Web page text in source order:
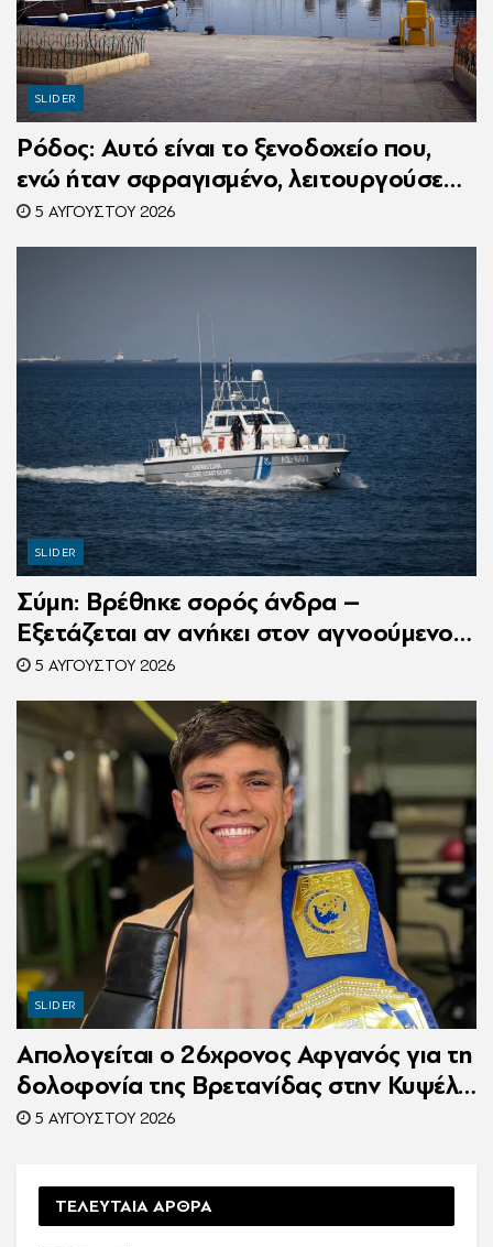
SLIDER
Ρόδος: Αυτό είναι το ξενοδοχείο που,
ενώ ήταν σφραγισμένο, λειτουργούσε
κανονικά με 216 πελάτες – Συνελήφθη η
συνιδιοκτήτρια
5 ΑΥΓΟΎΣΤΟΥ 2026
SLIDER
Σύμη: Βρέθηκε σορός άνδρα –
Εξετάζεται αν ανήκει στον αγνοούμενο
Γερμανό τουρίστα
5 ΑΥΓΟΎΣΤΟΥ 2026
SLIDER
Απολογείται ο 26χρονος Αφγανός για τη
δολοφονία της Βρετανίδας στην Κυψέλη
– Η ιστορία του είχε γίνει ντοκιμαντέρ
5 ΑΥΓΟΎΣΤΟΥ 2026
ΤΕΛΕΥΤΑΙΑ ΑΡΘΡΑ